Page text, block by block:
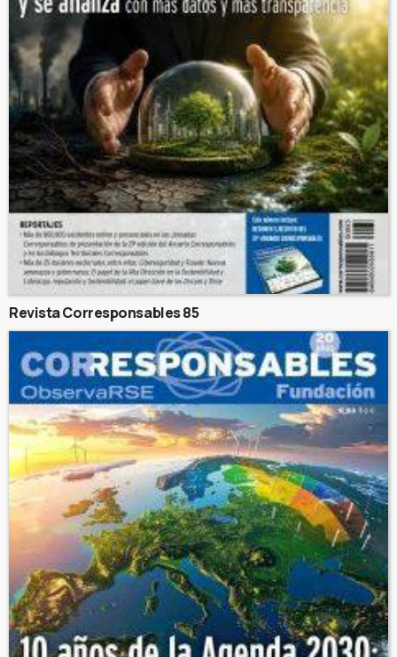
Revista Corresponsables 85